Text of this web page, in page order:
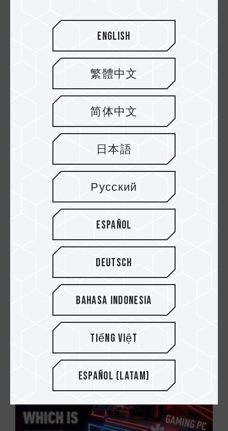
02.MAY.2025
Thermisches Management: Luftkühlung vs.
Flüssigkeitskühlung für Hochleistungs-...
02.APR.2025
Vergrößern Sie den Speicherplatz Ihres
iPhones sofort mit externen Geräten
English
繁體中文
简体中文
日本語
Русский
Español
Deutsch
Bahasa Indonesia
Tiếng Việt
Español (Latam)